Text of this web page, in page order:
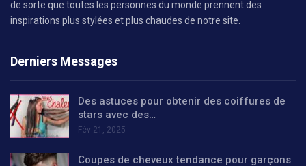
de sorte que toutes les personnes du monde prennent des
inspirations plus stylées et plus chaudes de notre site.
Derniers Messages
Des astuces pour obtenir des coiffures de
stars avec des…
Fév 21, 2025
Coupes de cheveux tendance pour garçons